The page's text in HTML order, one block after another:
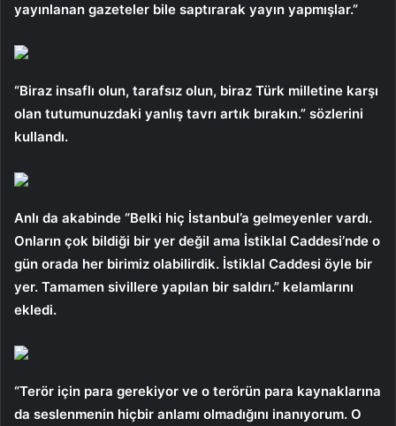
yayınlanan gazeteler bile saptırarak yayın yapmışlar.”
“Biraz insaflı olun, tarafsız olun, biraz Türk milletine karşı
olan tutumunuzdaki yanlış tavrı artık bırakın.” sözlerini
kullandı.
Anlı da akabinde “Belki hiç İstanbul’a gelmeyenler vardı.
Onların çok bildiği bir yer değil ama İstiklal Caddesi’nde o
gün orada her birimiz olabilirdik. İstiklal Caddesi öyle bir
yer. Tamamen sivillere yapılan bir saldırı.” kelamlarını
ekledi.
“Terör için para gerekiyor ve o terörün para kaynaklarına
da seslenmenin hiçbir anlamı olmadığını inanıyorum. O